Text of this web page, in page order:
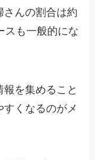
さんの割合は約
スも一般的にな
を集めること
くなるのがメ